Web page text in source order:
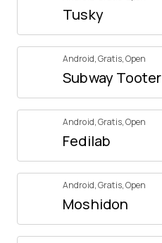
Tusky
Android,Gratis,Open
Subway Tooter
Android,Gratis,Open
Fedilab
Android,Gratis,Open
Moshidon